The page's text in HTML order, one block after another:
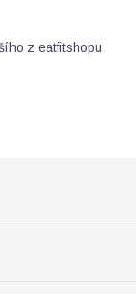
z eatfitshopu